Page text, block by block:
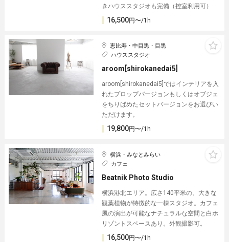
きハウススタジオも完備（控室利用可）
16,500円〜/1h
恵比寿・中目黒・目黒
ハウススタジオ
aroom[shirokanedai5]
aroom[shirokanedai5]ではインテリアを入
れたプロップバージョンもしくはオブジェ
をちりばめたセットバージョンをお選びい
ただけます。
19,800円〜/1h
横浜・みなとみらい
カフェ
Beatnik Photo Studio︎
横浜港北エリア。広さ140平米の、大きな
観葉植物が特徴的な一棟スタジオ。カフェ
風の演出が可能なナチュラルな空間と白ホ
リゾントスペースあり。外観撮影可。
16,500円〜/1h